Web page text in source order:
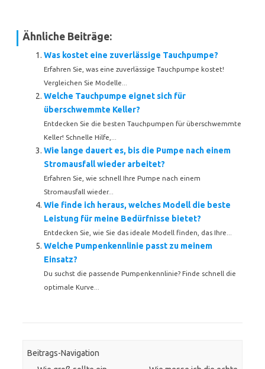
Ähnliche Beiträge:
Was kostet eine zuverlässige Tauchpumpe?
Erfahren Sie, was eine zuverlässige Tauchpumpe kostet!
Vergleichen Sie Modelle...
Welche Tauchpumpe eignet sich für
überschwemmte Keller?
Entdecken Sie die besten Tauchpumpen für überschwemmte
Keller! Schnelle Hilfe,...
Wie lange dauert es, bis die Pumpe nach einem
Stromausfall wieder arbeitet?
Erfahren Sie, wie schnell Ihre Pumpe nach einem
Stromausfall wieder...
Wie finde ich heraus, welches Modell die beste
Leistung für meine Bedürfnisse bietet?
Entdecken Sie, wie Sie das ideale Modell finden, das Ihre...
Welche Pumpenkennlinie passt zu meinem
Einsatz?
Du suchst die passende Pumpenkennlinie? Finde schnell die
optimale Kurve...
Beitrags-Navigation